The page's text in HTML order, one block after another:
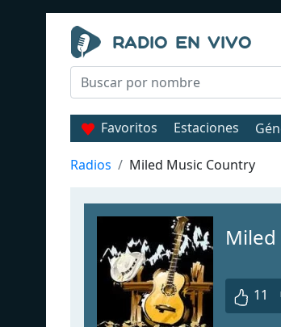
Favoritos Estaciones
Radios Miled Music Country
11